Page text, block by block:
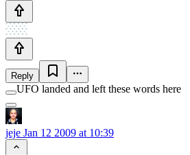
Reply
UFO landed and left these words here
jeje Jan 12 2009 at 10:39